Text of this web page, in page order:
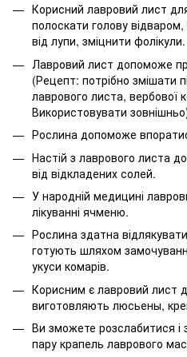
Корисний лавровий лист
полоскати голову
від лупи, зміцнити фолікули.
Лавровий лист допоможе
(Рецепт: потрібно змішати
лаврового листа, вербової
Використовувати
Рослина допоможе
Настій з лаврового листа
від відкладених солей.
У народній медицині
лікуванні ячменю.
Рослина здатна
готують шляхом
укуси комарів.
Корисним є лавровий лист
виготовляють люсьены,
Ви зможете розслабитися і
пару крапель лаврового